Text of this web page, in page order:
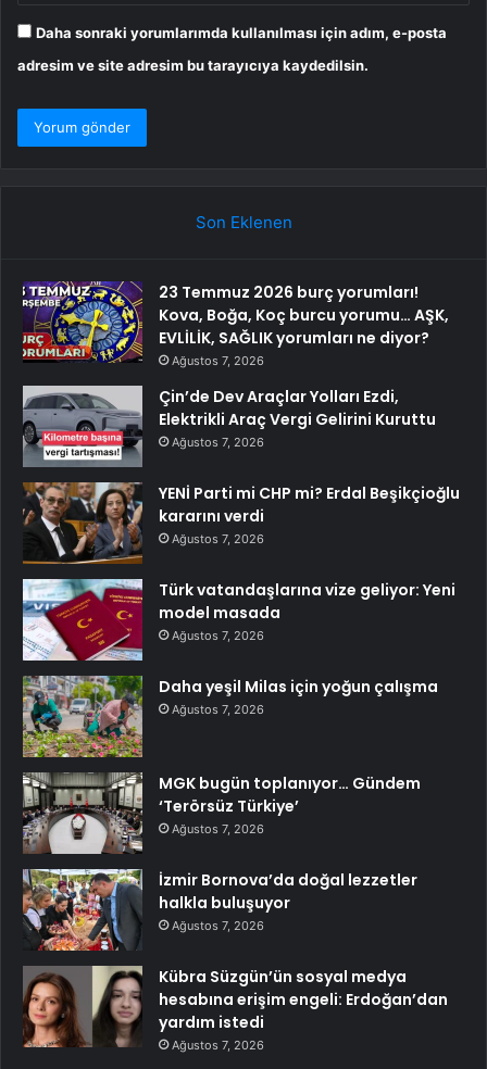
Daha sonraki yorumlarımda kullanılması için adım, e-posta
adresim ve site adresim bu tarayıcıya kaydedilsin.
Son Eklenen
23 Temmuz 2026 burç yorumları!
Kova, Boğa, Koç burcu yorumu… AŞK,
EVLİLİK, SAĞLIK yorumları ne diyor?
Ağustos 7, 2026
Çin’de Dev Araçlar Yolları Ezdi,
Elektrikli Araç Vergi Gelirini Kuruttu
Ağustos 7, 2026
YENİ Parti mi CHP mi? Erdal Beşikçioğlu
kararını verdi
Ağustos 7, 2026
Türk vatandaşlarına vize geliyor: Yeni
model masada
Ağustos 7, 2026
Daha yeşil Milas için yoğun çalışma
Ağustos 7, 2026
MGK bugün toplanıyor… Gündem
‘Terörsüz Türkiye’
Ağustos 7, 2026
İzmir Bornova’da doğal lezzetler
halkla buluşuyor
Ağustos 7, 2026
Kübra Süzgün’ün sosyal medya
hesabına erişim engeli: Erdoğan’dan
yardım istedi
Ağustos 7, 2026